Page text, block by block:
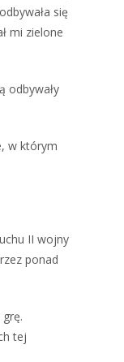
się
mi zielone
odbywały
w którym
II wojny
ponad
tej